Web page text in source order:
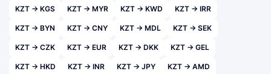
KZT → KGS KZT → MYR KZT → KWD KZT → IRR
KZT → BYN KZT → CNY KZT → MDL KZT → SEK
KZT → CZK KZT → EUR KZT → DKK KZT → GEL
KZT → HKD KZT → INR KZT → JPY KZT → AMD